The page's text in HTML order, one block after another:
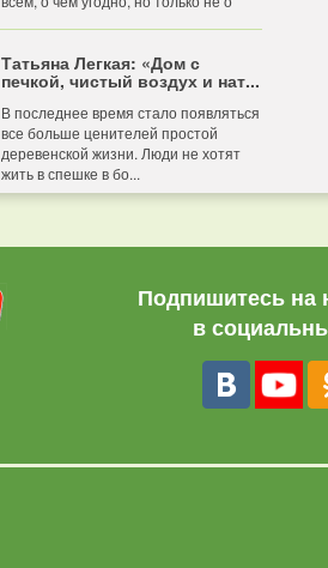
Татьяна Легкая: «Дом с
печкой, чистый воздух и нат...
В последнее время стало появляться
все больше ценителей простой
деревенской жизни. Люди не хотят
жить в спешке в бо...
Подпишитесь на
в